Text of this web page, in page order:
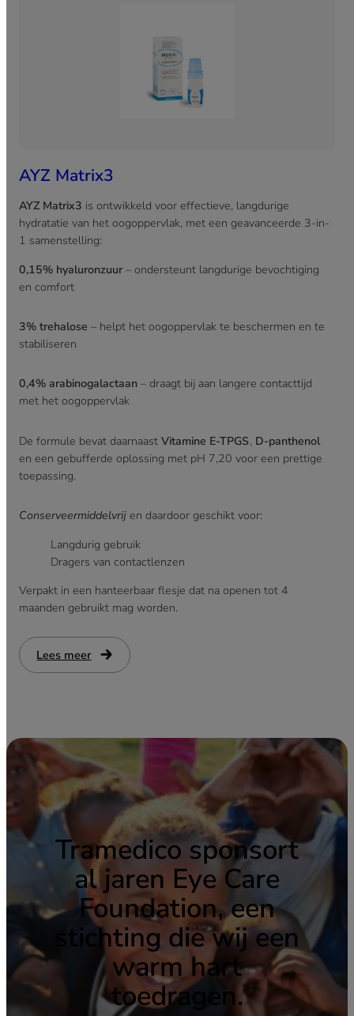
AYZ Matrix3
AYZ Matrix3 is ontwikkeld voor effectieve, langdurige
hydratatie van het oogoppervlak, met een geavanceerde 3-in-
1 samenstelling:
0,15% hyaluronzuur – ondersteunt langdurige bevochtiging
en comfort
3% trehalose – helpt het oogoppervlak te beschermen en te
stabiliseren
0,4% arabinogalactaan – draagt bij aan langere contacttijd
met het oogoppervlak
De formule bevat daarnaastVitamine E-TPGS, D-panthenol
en een gebufferde oplossing met pH 7,20 voor een prettige
toepassing.
Conserveermiddelvrij en daardoor geschikt voor:
Langdurig gebruik
Dragers van contactlenzen
Verpakt in een hanteerbaar flesje dat na openen tot 4
maanden gebruikt mag worden.
Lees meer
:
AYZ
Tramedico sponsort
al jaren Eye Care
Foundation, een
stichting die wij een
warm hart
toedragen.